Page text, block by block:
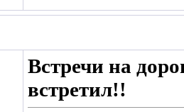
Встречи на
встретил!!